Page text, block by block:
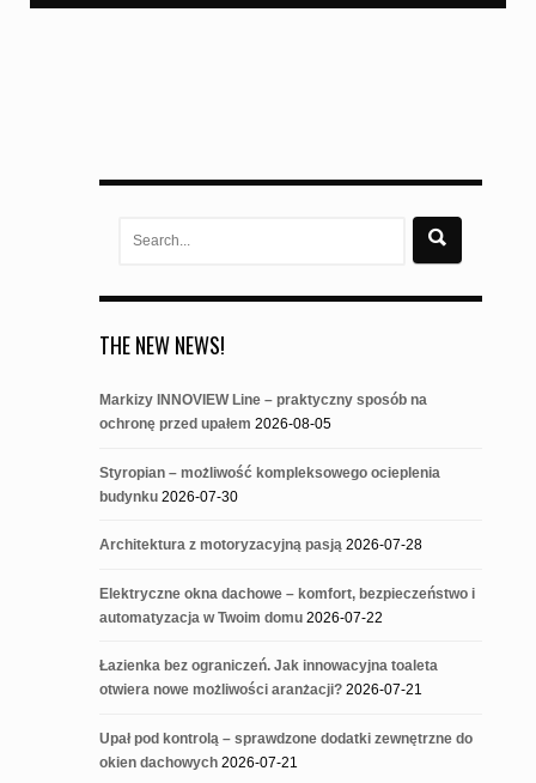
THE NEW NEWS!
Markizy INNOVIEW Line – praktyczny sposób na
ochronę przed upałem 2026-08-05
Styropian – możliwość kompleksowego ocieplenia
budynku 2026-07-30
Architektura z motoryzacyjną pasją 2026-07-28
Elektryczne okna dachowe – komfort, bezpieczeństwo i
automatyzacja w Twoim domu 2026-07-22
Łazienka bez ograniczeń. Jak innowacyjna toaleta
otwiera nowe możliwości aranżacji? 2026-07-21
Upał pod kontrolą – sprawdzone dodatki zewnętrzne do
okien dachowych 2026-07-21